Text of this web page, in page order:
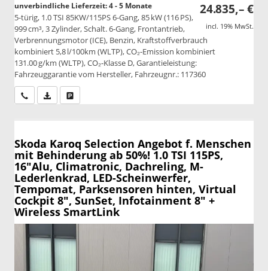
24.835,– €
incl. 19% MwSt.
unverbindliche Lieferzeit: 4 - 5 Monate
5-türig, 1.0 TSI 85KW/115PS 6-Gang, 85 kW (116 PS),
999 cm³, 3 Zylinder, Schalt. 6-Gang, Frontantrieb,
Verbrennungsmotor (ICE), Benzin, Kraftstoffverbrauch
kombiniert 5,8 l/100km (WLTP), CO₂-Emission kombiniert
131.00 g/km (WLTP), CO₂-Klasse D, Garantieleistung:
Fahrzeuggarantie vom Hersteller, Fahrzeugnr.: 117360
Wir rufen Sie anPDF-Datei, Fahrzeugexposé drucken
Skoda Karoq Selection Angebot f. Menschen
mit Behinderung ab 50%! 1.0 TSI 115PS,
16"Alu, Climatronic, Dachreling, M-
Lederlenkrad, LED-Scheinwerfer,
Tempomat, Parksensoren hinten, Virtual
Cockpit 8", SunSet, Infotainment 8" +
Wireless SmartLink